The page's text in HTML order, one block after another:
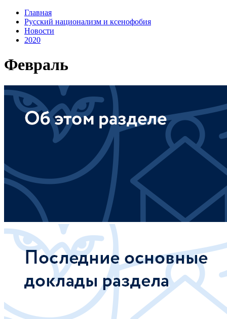
Главная
Русский национализм и ксенофобия
Новости
2020
Февраль